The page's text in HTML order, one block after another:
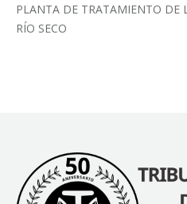
PLANTA DE TRATAMIENTO DE
RÍO SECO